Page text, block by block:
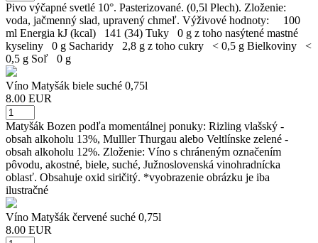
Pivo výčapné svetlé 10°. Pasterizované. (0,5l Plech). Zloženie:
voda, jačmenný slad, upravený chmeľ. Výživové hodnoty: 100
ml Energia kJ (kcal) 141 (34) Tuky 0 g z toho nasýtené mastné
kyseliny 0 g Sacharidy 2,8 g z toho cukry < 0,5 g Bielkoviny <
0,5 g Soľ 0 g
Víno Matyšák biele suché 0,75l
8.00 EUR
Matyšák Bozen podľa momentálnej ponuky: Rizling vlašský -
obsah alkoholu 13%, Mulller Thurgau alebo Veltlínske zelené -
obsah alkoholu 12%. Zloženie: Víno s chráneným označením
pôvodu, akostné, biele, suché, Južnoslovenská vinohradnícka
oblasť. Obsahuje oxid siričitý. *vyobrazenie obrázku je iba
ilustračné
Víno Matyšák červené suché 0,75l
8.00 EUR